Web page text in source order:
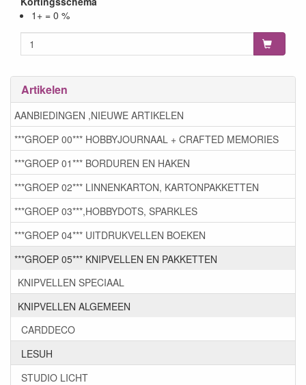
1+ = 0 %
Artikelen
AANBIEDINGEN ,NIEUWE ARTIKELEN
***GROEP 00*** HOBBYJOURNAAL + CRAFTED MEMORIES
***GROEP 01*** BORDUREN EN HAKEN
***GROEP 02*** LINNENKARTON, KARTONPAKKETTEN
***GROEP 03***,HOBBYDOTS, SPARKLES
***GROEP 04*** UITDRUKVELLEN BOEKEN
***GROEP 05*** KNIPVELLEN EN PAKKETTEN
KNIPVELLEN SPECIAAL
KNIPVELLEN ALGEMEEN
CARDDECO
LESUH
STUDIO LICHT